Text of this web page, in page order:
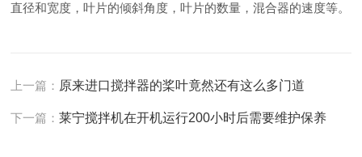
直径和宽度，叶片的倾斜角度，叶片的数量，混合器的速度等。
上一篇： 原来进口搅拌器的桨叶竟然还有这么多门道
下一篇：莱宁搅拌机在开机运行200小时后需要维护保养